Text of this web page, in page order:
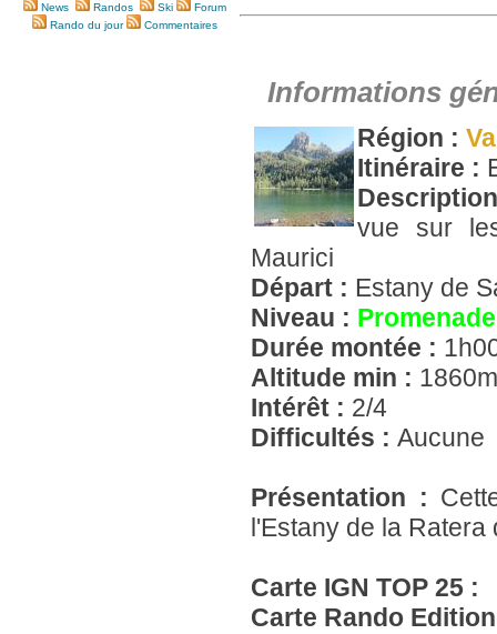
News Randos Ski
Forum
Rando du jour
Commentaires
Informations
Région :
Itinéraire :
vue sur
Maurici
Départ : Estany de
Niveau : Promenade
Durée montée :
Altitude min :
Intérêt : 2/4
Difficultés : Aucune
Présentation :
l'Estany de la
Carte IGN TOP 25 :
Carte Rando